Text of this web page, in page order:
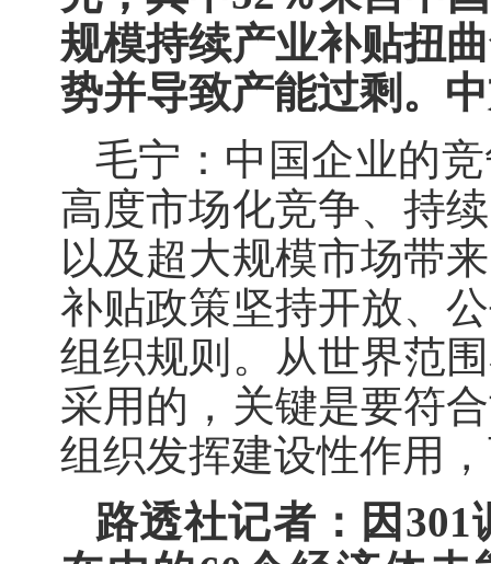
规模持续产业补贴扭
势并导致产能过剩。
毛宁：中国企业的
高度市场化竞争、持
以及超大规模市场带
补贴政策坚持开放、
组织规则。从世界范
采用的，关键是要符
组织发挥建设性作用
路透社记者：因